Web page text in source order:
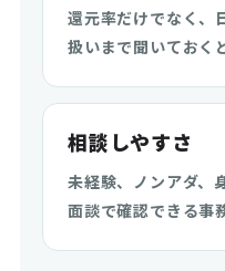
還元率だけでなく、
扱いまで聞いておく
相談しやすさ
未経験、ノンアダ、
面談で確認できる事